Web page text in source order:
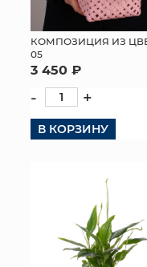
КОМПОЗИЦИЯ ИЗ
05
3 450 ₽
- +
В КОРЗИНУ